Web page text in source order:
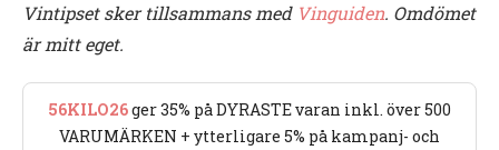
Vintipset sker tillsammans med Vinguiden. Omdömet
är mitt eget.
56KILO26ger 35% på DYRASTE varan inkl. över 500
VARUMÄRKEN + ytterligare 5% på kampanj- och